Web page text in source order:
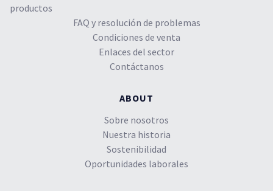
productos
FAQ y resolución de problemas
Condiciones de venta
Enlaces del sector
Contáctanos
ABOUT
Sobre nosotros
Nuestra historia
Sostenibilidad
Oportunidades laborales